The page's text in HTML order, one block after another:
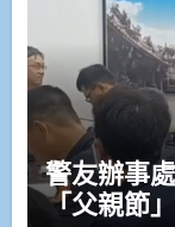
警友辦事
「父親節